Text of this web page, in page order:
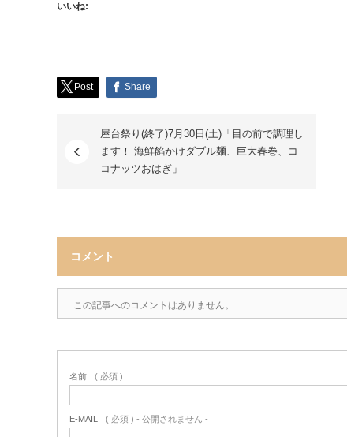
いいね:
Post Share
屋台祭り(終了)7月30日(土)「目の前で調理し
ます！ 海鮮餡かけダブル麺、巨大春巻、コ
コナッツおはぎ」
コメント
この記事へのコメントはありません。
名前 ( 必須 )
E-MAIL ( 必須 ) - 公開されません -